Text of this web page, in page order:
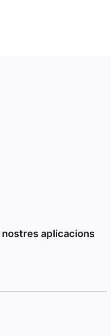
aplicacions